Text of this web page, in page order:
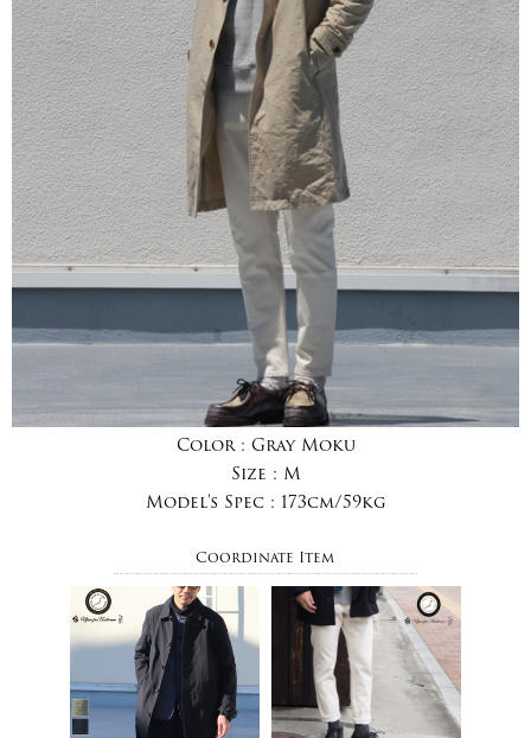
Color : Gray Moku
Size : M
Model's Spec : 173cm/59kg
Coordinate Item